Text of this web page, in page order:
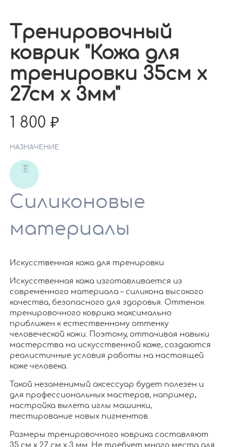
Тренировочный
коврик "Кожа для
тренировки 35см х
27см х 3мм"
1 800
НАЗНАЧЕНИЕ
Силиконовые
материалы
Искусственная кожа для тренировки
Искусственная кожа изготавливается из
современного материала – силикона высокого
качества, безопасного для здоровья. Оттенок
тренировочного коврика максимально
приближен к естественному оттенку
человеческой кожи. Поэтому, оттачивая навыки
мастерства на искусственной коже, создаются
реалистичные условия работы на настоящей
коже человека.
Такой незаменимый аксессуар будет полезен и
для профессиональных мастеров, например,
настройка вылета иглы машинки,
тестирование новых пигментов.
Размеры тренировочного коврика составляют
35 см х 27 см х 3 мм. Не требует много места для